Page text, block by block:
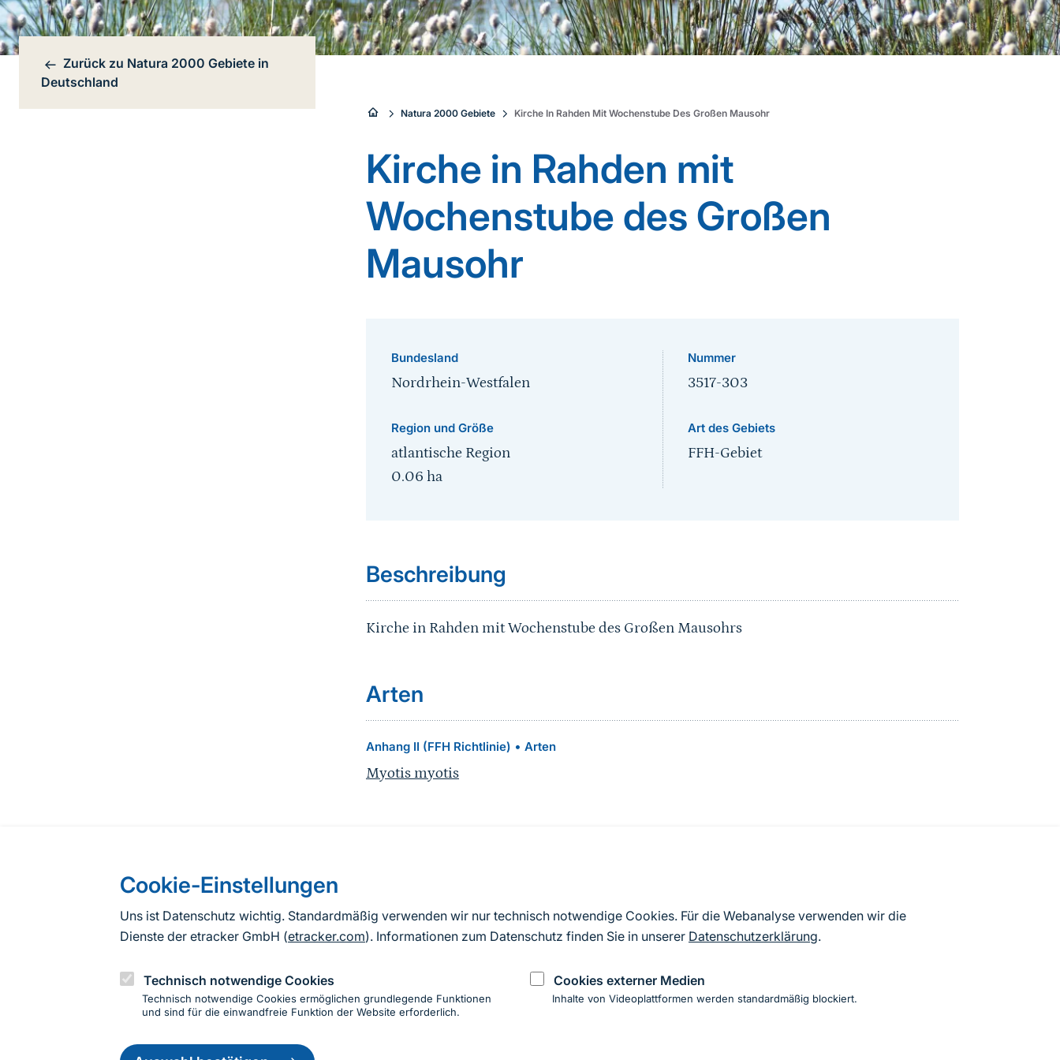
Cookie-Einstellungen
Uns ist Datenschutz wichtig. Standardmäßig verwenden wir nur technisch notwendige Cookies. Für die Webanalyse verwenden wir die
Dienste der etracker GmbH (etracker.com). Informationen zum Datenschutz finden Sie in unserer Datenschutzerklärung.
Technisch notwendige Cookies
Technisch notwendige Cookies ermöglichen grundlegende Funktionen
und sind für die einwandfreie Funktion der Website erforderlich.
Cookies externer Medien
Inhalte von Videoplattformen werden standardmäßig blockiert.
Einwilligung
Bereichsnavigation
Zurück zu Natura 2000 Gebiete in
Deutschland
Sie
sind
hier:
Natura 2000 Gebiete Kirche In Rahden Mit Wochenstube Des Großen Mausohr
Kirche in Rahden mit
Wochenstube des Großen
Mausohr
Bundesland
Nordrhein-Westfalen
Region und Größe
atlantische Region
0.06 ha
Nummer
3517-303
Art des Gebiets
FFH-Gebiet
Beschreibung
Kirche in Rahden mit Wochenstube des Großen Mausohrs
Arten
Anhang II (FFH Richtlinie) • Arten
Myotis myotis
Nach Angaben der an die EU übermittelten Standarddatenbögen Deutschlands (Stand:
2019). Aus besonderen Schutzgründen enthalten die zur Veröffentlichung freigegebenen